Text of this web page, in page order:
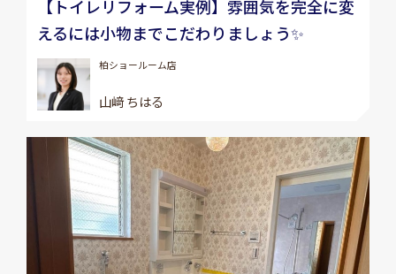
【トイレリフォーム実例】雰囲気を完全に変
えるには小物までこだわりましょう✨
柏ショールーム店
山﨑 ちはる